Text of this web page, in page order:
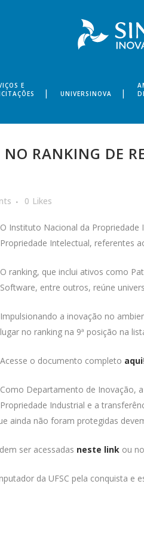
E
UNIVERSINOVA
NO RANKING DE
0 Likes
O Instituto Nacional da Propriedade
Propriedade Intelectual, referentes
O ranking, que inclui ativos como
Software, entre outros, reúne
Impulsionando a inovação no
lugar no ranking na 9ª posição na
Acesse o documento completo aqui!
Como Departamento de Inovação,
Propriedade Industrial e a
ainda não foram protegidas
ser acessadas neste link ou
da UFSC pela conquista